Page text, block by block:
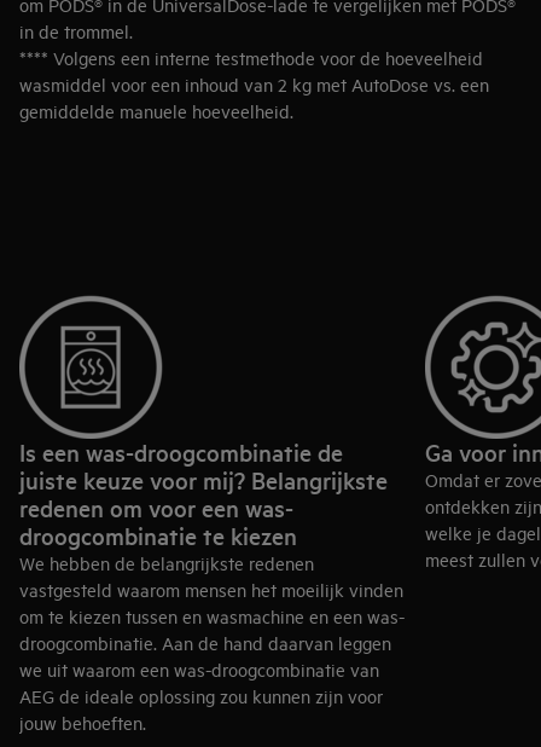
in de trommel.
**** Volgens een interne testmethode voor de hoeveelheid
wasmiddel voor een inhoud van 2 kg met AutoDose vs. een
gemiddelde manuele hoeveelheid.
Is een was-droogcombinatie de
juiste keuze voor mij? Belangrijkste
redenen om voor een was-
droogcombinatie te kiezen
We hebben de belangrijkste redenen
vastgesteld waarom mensen het moeilijk vinden
om te kiezen tussen en wasmachine en een was-
droogcombinatie. Aan de hand daarvan leggen
we uit waarom een was-droogcombinatie van
AEG de ideale oplossing zou kunnen zijn voor
jouw behoeften.
Ga voor
Omdat er
ontdekken
welke je
meest zullen